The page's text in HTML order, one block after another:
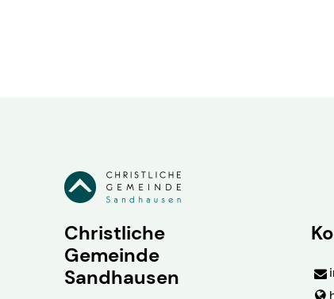
Christliche
Gemeinde
Sandhausen